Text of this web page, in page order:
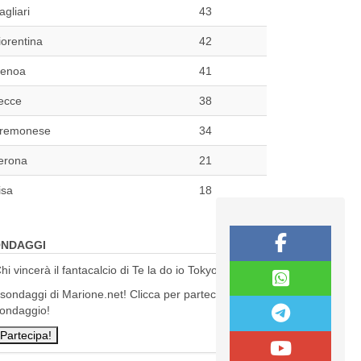
43
42
41
38
34
21
18
vincerà il fantacalcio di Te la do io Tokyo?
di Marione.net! Clicca per partecipare al